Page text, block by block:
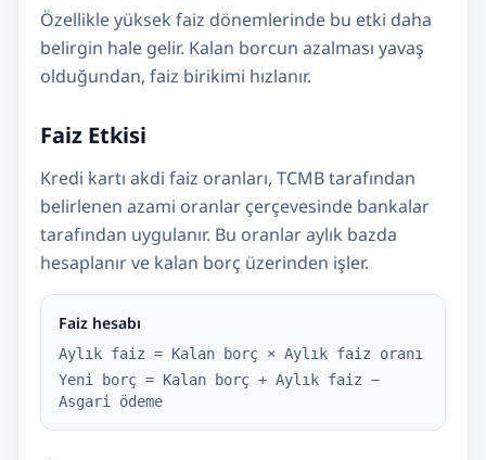
Özellikle yüksek faiz dönemlerinde bu etki daha
belirgin hale gelir. Kalan borcun azalması yavaş
olduğundan, faiz birikimi hızlanır.
Faiz Etkisi
Kredi kartı akdi faiz oranları, TCMB tarafından
belirlenen azami oranlar çerçevesinde bankalar
tarafından uygulanır. Bu oranlar aylık bazda
hesaplanır ve kalan borç üzerinden işler.
Faiz hesabı
Aylık faiz = Kalan borç × Aylık faiz oranı
Yeni borç = Kalan borç + Aylık faiz −
Asgari ödeme